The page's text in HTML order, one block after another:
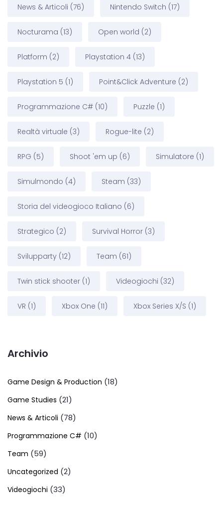
News & Articoli (76) Nintendo Switch (17)
Nocturama (13) Open world (2)
Platform (2) Playstation 4 (13)
Playstation 5 (1) Point&Click Adventure (2)
Programmazione C# (10) Puzzle (1)
Realtà virtuale (3) Rogue-lite (2)
RPG (5) Shoot 'em up (6) Simulatore (1)
Simulmondo (4) Steam (33)
Storia del videogioco Italiano (6)
Strategico (2) Survival Horror (3)
Svilupparty (12) Team (61)
Twin stick shooter (1) Videogiochi (32)
VR (1) Xbox One (11) Xbox Series X/S (1)
Archivio
Game Design & Production (18)
Game Studies (21)
News & Articoli (78)
Programmazione C# (10)
Team (59)
Uncategorized (2)
Videogiochi (33)